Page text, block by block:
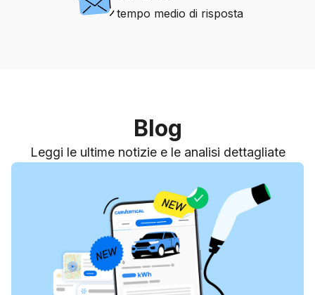
tempo medio di risposta
Blog
Leggi le ultime notizie e le analisi dettagliate